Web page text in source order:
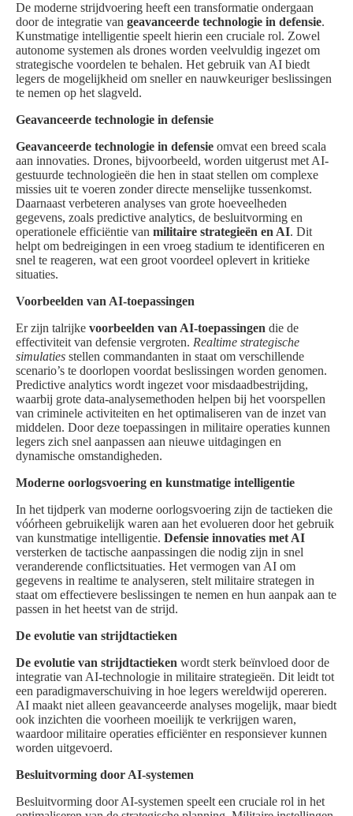
De moderne strijdvoering heeft een transformatie ondergaan
door de integratie van geavanceerde technologie in defensie.
Kunstmatige intelligentie speelt hierin een cruciale rol. Zowel
autonome systemen als drones worden veelvuldig ingezet om
strategische voordelen te behalen. Het gebruik van AI biedt
legers de mogelijkheid om sneller en nauwkeuriger beslissingen
te nemen op het slagveld.
Geavanceerde technologie in defensie
Geavanceerde technologie in defensie omvat een breed scala
aan innovaties. Drones, bijvoorbeeld, worden uitgerust met AI-
gestuurde technologieën die hen in staat stellen om complexe
missies uit te voeren zonder directe menselijke tussenkomst.
Daarnaast verbeteren analyses van grote hoeveelheden
gegevens, zoals predictive analytics, de besluitvorming en
operationele efficiëntie van militaire strategieën en AI. Dit
helpt om bedreigingen in een vroeg stadium te identificeren en
snel te reageren, wat een groot voordeel oplevert in kritieke
situaties.
Voorbeelden van AI-toepassingen
Er zijn talrijke voorbeelden van AI-toepassingen die de
effectiviteit van defensie vergroten. Realtime strategische
simulaties stellen commandanten in staat om verschillende
scenario’s te doorlopen voordat beslissingen worden genomen.
Predictive analytics wordt ingezet voor misdaadbestrijding,
waarbij grote data-analysemethoden helpen bij het voorspellen
van criminele activiteiten en het optimaliseren van de inzet van
middelen. Door deze toepassingen in militaire operaties kunnen
legers zich snel aanpassen aan nieuwe uitdagingen en
dynamische omstandigheden.
Moderne oorlogsvoering en kunstmatige intelligentie
In het tijdperk van moderne oorlogsvoering zijn de tactieken die
vóórheen gebruikelijk waren aan het evolueren door het gebruik
van kunstmatige intelligentie. Defensie innovaties met AI
versterken de tactische aanpassingen die nodig zijn in snel
veranderende conflictsituaties. Het vermogen van AI om
gegevens in realtime te analyseren, stelt militaire strategen in
staat om effectievere beslissingen te nemen en hun aanpak aan te
passen in het heetst van de strijd.
De evolutie van strijdtactieken
De evolutie van strijdtactieken wordt sterk beïnvloed door de
integratie van AI-technologie in militaire strategieën. Dit leidt tot
een paradigmaverschuiving in hoe legers wereldwijd opereren.
AI maakt niet alleen geavanceerde analyses mogelijk, maar biedt
ook inzichten die voorheen moeilijk te verkrijgen waren,
waardoor militaire operaties efficiënter en responsiever kunnen
worden uitgevoerd.
Besluitvorming door AI-systemen
Besluitvorming door AI-systemen speelt een cruciale rol in het